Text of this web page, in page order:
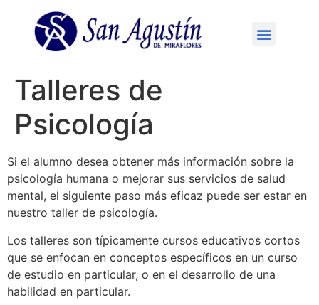
Talleres de
Psicología
Si el alumno desea obtener más información sobre la
psicología humana o mejorar sus servicios de salud
mental, el siguiente paso más eficaz puede ser estar en
nuestro taller de psicología.
Los talleres son típicamente cursos educativos cortos
que se enfocan en conceptos específicos en un curso
de estudio en particular, o en el desarrollo de una
habilidad en particular.